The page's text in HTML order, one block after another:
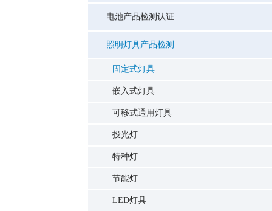
电池产品检测认证
照明灯具产品检测
固定式灯具
嵌入式灯具
可移式通用灯具
投光灯
特种灯
节能灯
LED灯具